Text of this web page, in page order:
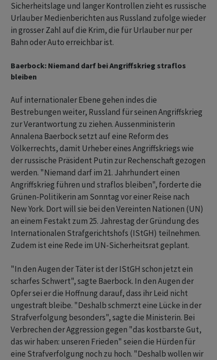
Sicherheitslage und langer Kontrollen zieht es russische
Urlauber Medienberichten aus Russland zufolge wieder
in grosser Zahl auf die Krim, die für Urlauber nur per
Bahn oder Auto erreichbar ist.
Baerbock: Niemand darf bei Angriffskrieg straflos
bleiben
Auf internationaler Ebene gehen indes die
Bestrebungen weiter, Russland für seinen Angriffskrieg
zur Verantwortung zu ziehen. Aussenministerin
Annalena Baerbock setzt auf eine Reform des
Völkerrechts, damit Urheber eines Angriffskriegs wie
der russische Präsident Putin zur Rechenschaft gezogen
werden. "Niemand darf im 21. Jahrhundert einen
Angriffskrieg führen und straflos bleiben", forderte die
Grünen-Politikerin am Sonntag vor einer Reise nach
New York. Dort will sie bei den Vereinten Nationen (UN)
an einem Festakt zum 25. Jahrestag der Gründung des
Internationalen Strafgerichtshofs (IStGH) teilnehmen.
Zudem ist eine Rede im UN-Sicherheitsrat geplant.
"In den Augen der Täter ist der IStGH schon jetzt ein
scharfes Schwert", sagte Baerbock. In den Augen der
Opfer sei er die Hoffnung darauf, dass ihr Leid nicht
ungestraft bleibe. "Deshalb schmerzt eine Lücke in der
Strafverfolgung besonders", sagte die Ministerin. Bei
Verbrechen der Aggression gegen "das kostbarste Gut,
das wir haben: unseren Frieden" seien die Hürden für
eine Strafverfolgung noch zu hoch. "Deshalb wollen wir